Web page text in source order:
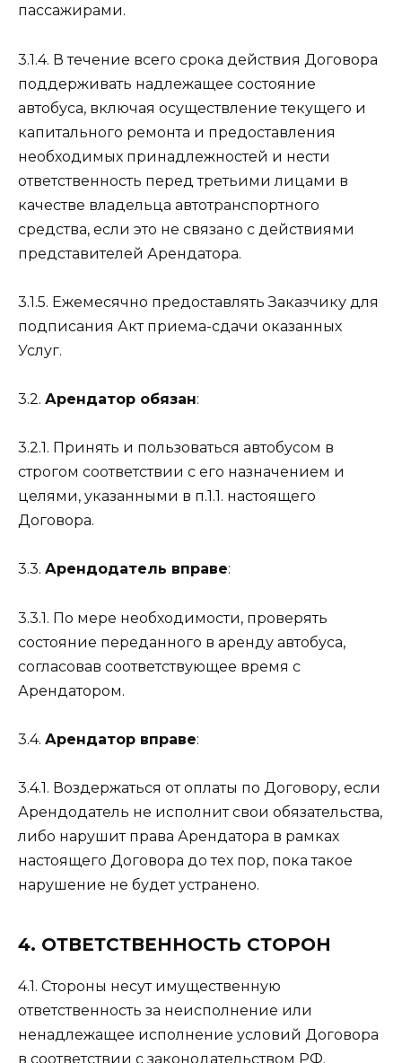
пассажирами.
3.1.4. В течение всего срока действия Договора
поддерживать надлежащее состояние
автобуса, включая осуществление текущего и
капитального ремонта и предоставления
необходимых принадлежностей и нести
ответственность перед третьими лицами в
качестве владельца автотранспортного
средства, если это не связано с действиями
представителей Арендатора.
3.1.5. Ежемесячно предоставлять Заказчику для
подписания Акт приема-сдачи оказанных
Услуг.
3.2. Арендатор обязан:
3.2.1. Принять и пользоваться автобусом в
строгом соответствии с его назначением и
целями, указанными в п.1.1. настоящего
Договора.
3.3. Арендодатель вправе:
3.3.1. По мере необходимости, проверять
состояние переданного в аренду автобуса,
согласовав соответствующее время с
Арендатором.
3.4. Арендатор вправе:
3.4.1. Воздержаться от оплаты по Договору, если
Арендодатель не исполнит свои обязательства,
либо нарушит права Арендатора в рамках
настоящего Договора до тех пор, пока такое
нарушение не будет устранено.
4. ОТВЕТСТВЕННОСТЬ СТОРОН
4.1. Стороны несут имущественную
ответственность за неисполнение или
ненадлежащее исполнение условий Договора
в соответствии с законодательством РФ.